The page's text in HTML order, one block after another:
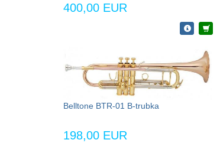
400,00 EUR
Belltone BTR-01 B-trubka
198,00 EUR